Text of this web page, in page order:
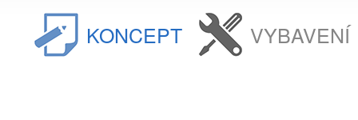
KONCEPT VYBAVENÍ